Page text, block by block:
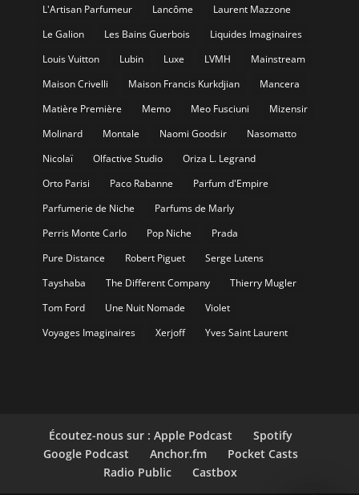
L'Artisan Parfumeur
Lancôme
Laurent Mazzone
Le Galion
Les Bains Guerbois
Liquides Imaginaires
Louis Vuitton
Lubin Luxe LVMH
Mainstream
Maison Crivelli
Maison Francis Kurkdjian
Mancera
Matière Première
Memo Meo Fusciuni
Mizensir
Molinard
Montale Naomi Goodsir
Nasomatto
Nicolaï
Olfactive Studio
Oriza L. Legrand
Orto Parisi
Paco Rabanne
Parfum d'Empire
Parfumerie de Niche
Parfums de Marly
Perris Monte Carlo
Pop Niche
Prada
Pure Distance
Robert Piguet
Serge Lutens
Tayshaba
The Different Company
Thierry Mugler
Tom Ford
Une Nuit Nomade
Violet
Voyages Imaginaires
Xerjoff Yves Saint Laurent
Écoutez-nous sur : Apple Podcast
Spotify
Google Podcast
Anchor.fm
Pocket Casts
Radio Public
Castbox